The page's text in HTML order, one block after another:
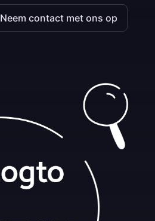
Neem contact met ons op